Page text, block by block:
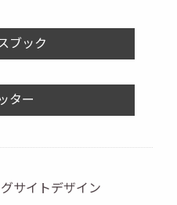
ブック
ター
サイトデザイン